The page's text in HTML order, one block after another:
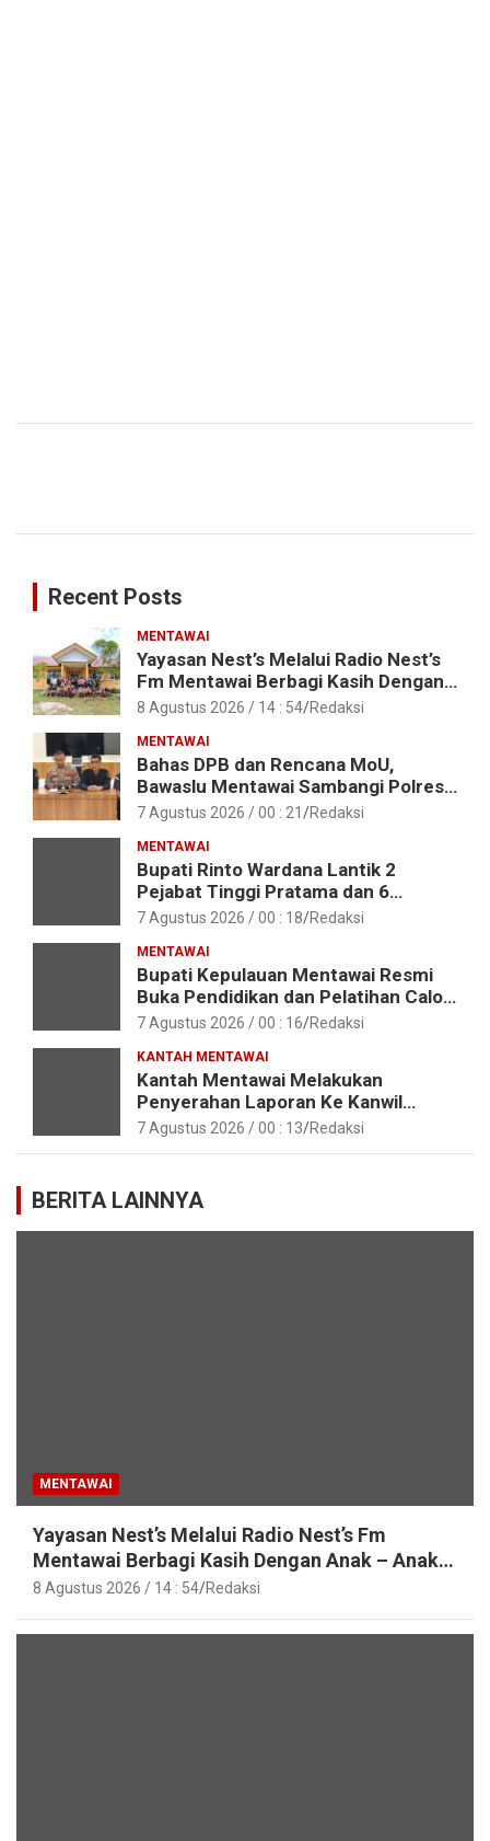
Recent Posts
MENTAWAI
Yayasan Nest’s Melalui Radio Nest’s
Fm Mentawai Berbagi Kasih Dengan
Anak – Anak Asrama SMAN 2 Sipora
8 Agustus 2026 / 14 : 54 Redaksi
MENTAWAI
Bahas DPB dan Rencana MoU,
Bawaslu Mentawai Sambangi Polres
Mentawai
7 Agustus 2026 / 00 : 21 Redaksi
MENTAWAI
Bupati Rinto Wardana Lantik 2
Pejabat Tinggi Pratama dan 6
Pejabat Fungsional di Lingkungan
7 Agustus 2026 / 00 : 18 Redaksi
MENTAWAI
Bupati Kepulauan Mentawai Resmi
Buka Pendidikan dan Pelatihan Calon
Paskibraka Tahun 2026
7 Agustus 2026 / 00 : 16 Redaksi
KANTAH MENTAWAI
Kantah Mentawai Melakukan
Penyerahan Laporan Ke Kanwil
Kemen ATR/BPN RI Sumbar
7 Agustus 2026 / 00 : 13 Redaksi
BERITA LAINNYA
MENTAWAI
Yayasan Nest’s Melalui Radio Nest’s Fm
Mentawai Berbagi Kasih Dengan Anak – Anak
Asrama SMAN 2 Sipora
8 Agustus 2026 / 14 : 54 Redaksi